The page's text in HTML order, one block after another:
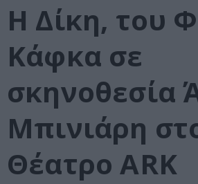
Η Δίκη, του
Κάφκα σε
σκηνοθεσία
Μπινιάρη
Θέατρο ARK